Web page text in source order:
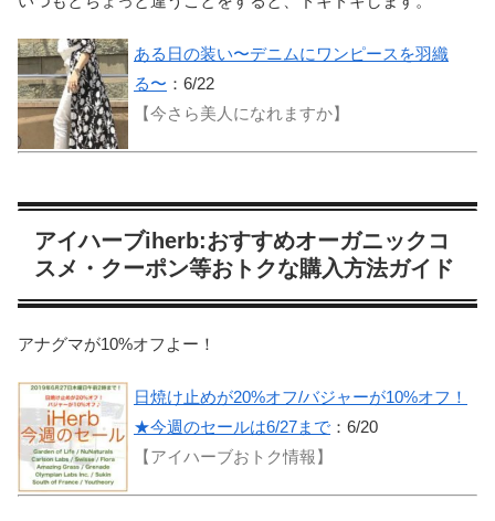
ある日の装い〜デニムにワンピースを羽織
る〜 ：6/22
【今さら美人になれますか】
アイハーブiherb:おすすめオーガニックコ
スメ・クーポン等おトクな購入方法ガイド
アナグマが10%オフよー！
日焼け止めが20%オフ/バジャーが10%オフ！
★今週のセールは6/27まで ：6/20
【アイハーブおトク情報】